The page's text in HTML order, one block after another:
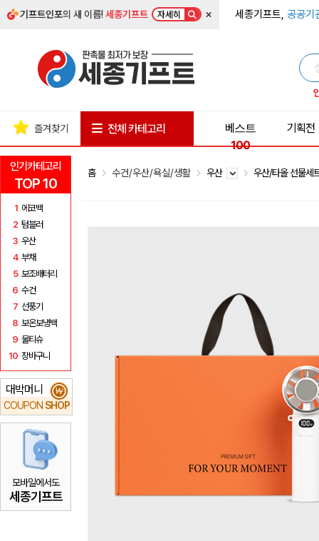
기프트인포의 새 이름!세종기프트 자세히 × 세종기프트, 공공기
인기카테고리
TOP 10
1 에코백
2 텀블러
3 우산
4 부채
5 보조배터리
6 수건
7 선풍기
8 보온보냉백
9 물티슈
10 장바구니
대박머니
COUPON SHOP
₩
모바일에서도
세종기프트
즐겨찾기 전체 카테고리
베스트
100
기획전
홈 수건/우산/욕실/생활 우산 우산/타올 선물세